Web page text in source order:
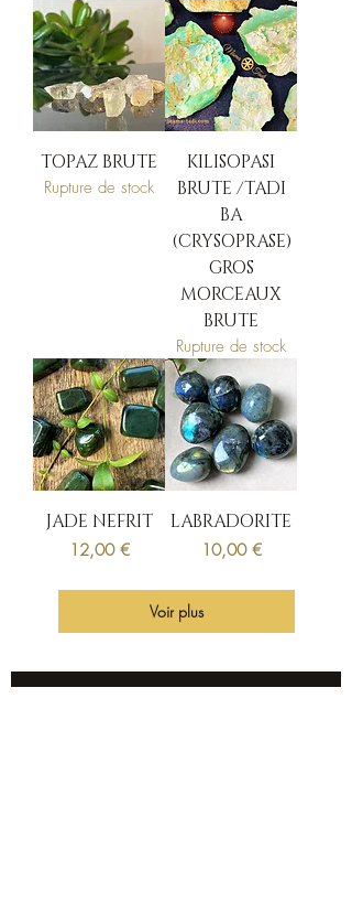
TOPAZ BRUTE
Rupture de stock
KILISOPASI
BRUTE /TADI
BA
(CRYSOPRASE)
GROS
MORCEAUX
BRUTE
Rupture de stock
JADE NEFRIT
Prix
12,00 €
LABRADORITE
Prix
10,00 €
Voir plus